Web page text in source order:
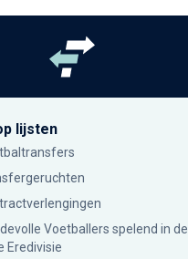
lijsten
Voetballers spelend in de
Eredivisie